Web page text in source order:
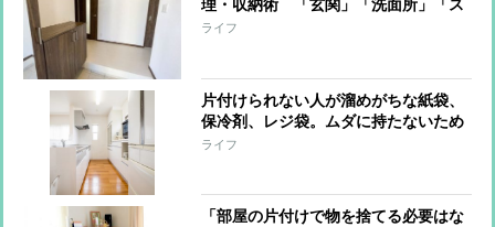
理・収納術 「玄関」「洗面所」「ス
トック収納」のコツ
ライフ
片付けられない人が溜めがちな紙袋、
保冷剤、レジ袋。ムダに持たないため
の整理術
ライフ
「部屋の片付けで物を捨てる必要はな